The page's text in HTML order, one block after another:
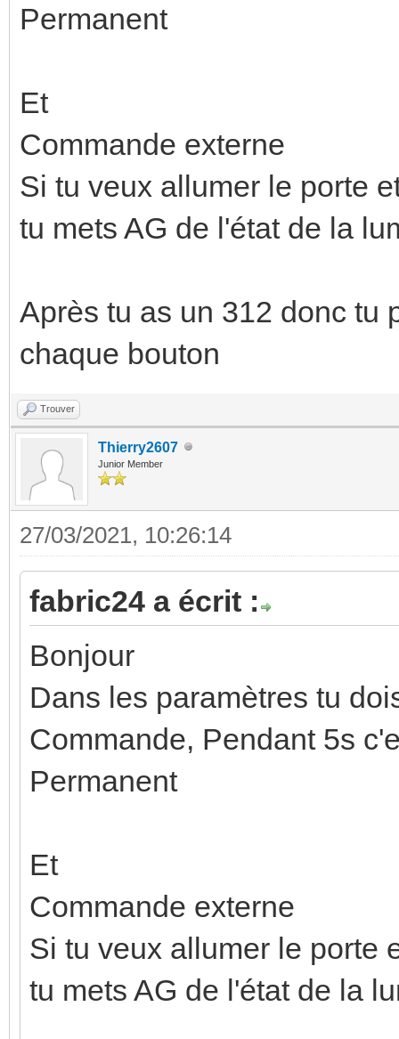
Permanent
Et
Commande externe
Si tu veux allumer le porte
tu mets AG de l'état de la
Après tu as un 312 donc tu
chaque bouton
Trouver
Thierry2607
Junior Member
27/03/2021, 10:26:14
fabric24 a écrit :
Bonjour
Dans les paramètres tu
Commande, Pendant 5s
Permanent
Et
Commande externe
Si tu veux allumer le porte
tu mets AG de l'état de la